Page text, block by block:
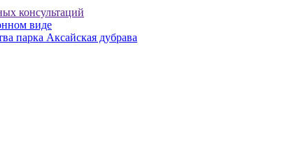
консультаций
виде
парка Аксайская дубрава